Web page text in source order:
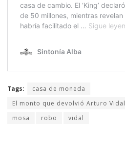
Tags:
casa de moneda
El monto que devolvió Arturo Vidal
mosa
robo vidal